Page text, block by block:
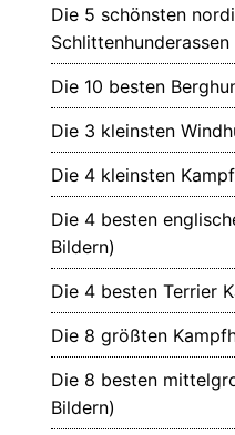
Die 5 schönsten
Die 10 besten
Die 3 kleinsten
Die 4 kleinsten
Die 4 besten
Bildern)
Die 4 besten Terrier
Die 8 größten
Die 8 besten
Bildern)